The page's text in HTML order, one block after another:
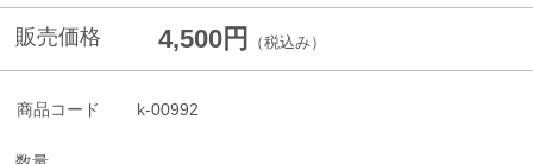
販売価格 4,500円 （税込み）
商品コード k-00992